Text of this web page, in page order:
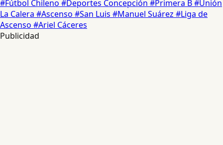
#Fútbol Chileno #Deportes Concepción #Primera B#Unión
La Calera #Ascenso #San Luis #Manuel Suárez #Liga de
Ascenso #Ariel Cáceres
Publicidad